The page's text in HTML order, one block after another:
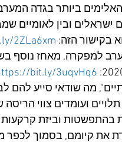
ביותר בגדה
ישראלים ובין לאומיים
בקישור הזה: 2ZLa6xm
ובסוף שנת 2001 הוקם כ-750 מטר ממערב למפקרה,
bit.ly/3uqvHq6
מה שודאי סייע להם
ועומדים צווי הריסה
בהתפשטות וביזת
את קיומם, בסמוך לכפר